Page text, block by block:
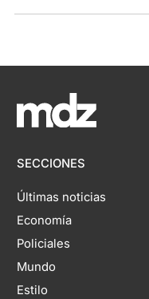
SECCIONES
Últimas noticias
Economía
Policiales
Mundo
Estilo